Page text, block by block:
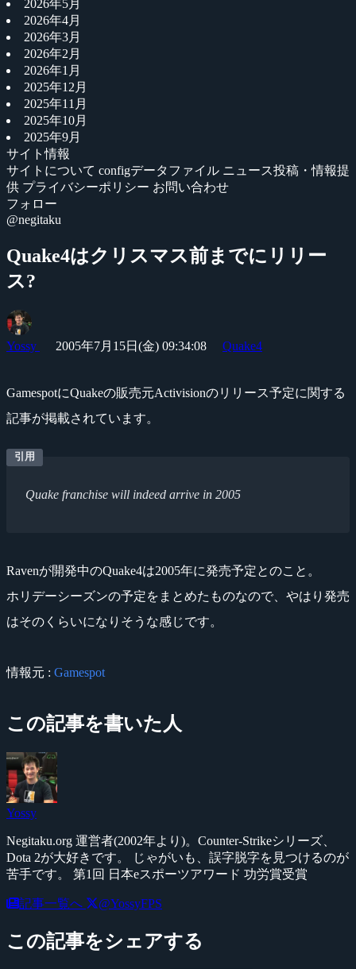
2026年5月
2026年4月
2026年3月
2026年2月
2026年1月
2025年12月
2025年11月
2025年10月
2025年9月
サイト情報
サイトについて configデータファイル ニュース投稿・情報提
供 プライバシーポリシー お問い合わせ
フォロー
@negitaku
Quake4はクリスマス前までにリリー
ス?
Yossy 2005年7月15日(金) 09:34:08 Quake4
GamespotにQuakeの販売元Activisionのリリース予定に関する
記事が掲載されています。
Quake franchise will indeed arrive in 2005
Ravenが開発中のQuake4は2005年に発売予定とのこと。
ホリデーシーズンの予定をまとめたものなので、やはり発売
はそのくらいになりそうな感じです。
情報元 : Gamespot
この記事を書いた人
Yossy
Negitaku.org 運営者(2002年より)。Counter-Strikeシリーズ、
Dota 2が大好きです。 じゃがいも、誤字脱字を見つけるのが
苦手です。 第1回 日本eスポーツアワード 功労賞受賞
記事一覧へ @YossyFPS
この記事をシェアする